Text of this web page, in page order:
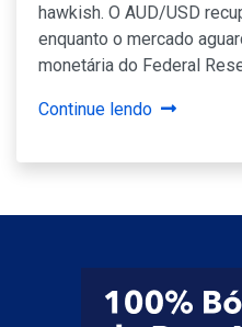
hawkish. O AUD/USD
enquanto o mercado
monetária do Federal
Continue lendo